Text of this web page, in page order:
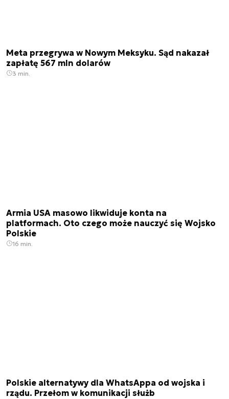
Meta przegrywa w Nowym Meksyku. Sąd nakazał
zapłatę 567 mln dolarów
3 min.
Armia USA masowo likwiduje konta na
platformach. Oto czego może nauczyć się Wojsko
Polskie
16 min.
Polskie alternatywy dla WhatsAppa od wojska i
rządu. Przełom w komunikacji służb